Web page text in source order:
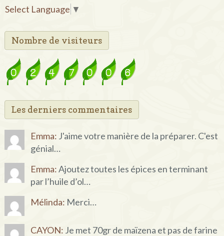
Select Language ▼
Nombre de visiteurs
Les derniers commentaires
Emma: J'aime votre manière de la préparer. C'est
génial…
Emma:Ajoutez toutes les épices en terminant
par l’huile d’ol…
Mélinda: Merci…
CAYON: Je met 70gr de maïzena et pas de farine